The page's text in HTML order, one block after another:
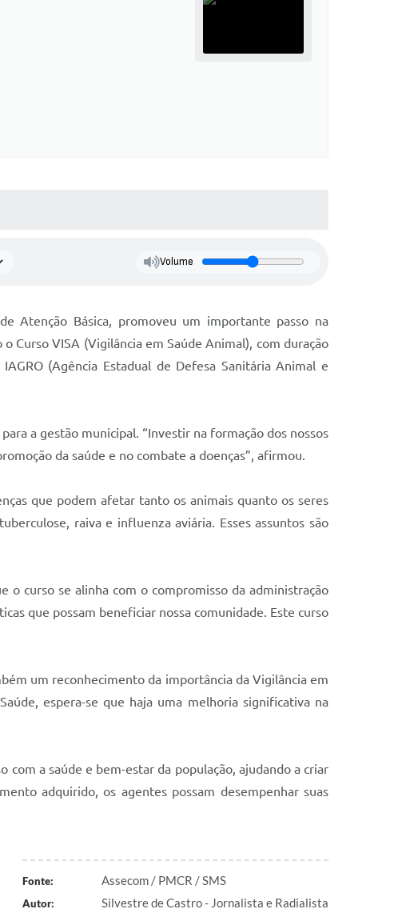
Volume
Atenção Básica, promoveu um importante passo na
Curso VISA (Vigilância em Saúde Animal), com duração
(Agência Estadual de Defesa Sanitária Animal e
a gestão municipal. “Investir na formação dos nossos
da saúde e no combate a doenças”, afirmou.
que podem afetar tanto os animais quanto os seres
raiva e influenza aviária. Esses assuntos são
o curso se alinha com o compromisso da administração
que possam beneficiar nossa comunidade. Este curso
um reconhecimento da importância da Vigilância em
espera-se que haja uma melhoria significativa na
a saúde e bem-estar da população, ajudando a criar
adquirido, os agentes possam desempenhar suas
Fonte: Assecom / PMCR / SMS
Autor: Silvestre de Castro - Jornalista e Radialista